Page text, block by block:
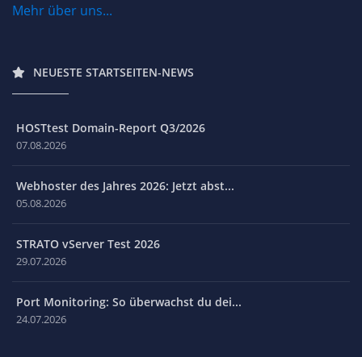
Mehr über uns...
NEUESTE STARTSEITEN-NEWS
HOSTtest Domain-Report Q3/2026
07.08.2026
Webhoster des Jahres 2026: Jetzt abst...
05.08.2026
STRATO vServer Test 2026
29.07.2026
Port Monitoring: So überwachst du dei...
24.07.2026